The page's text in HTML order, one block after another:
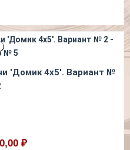
'Домик 4х5'. Вариант №
₽